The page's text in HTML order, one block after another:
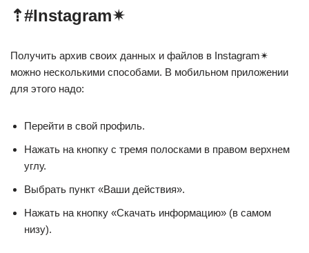
⇡#Instagram✴
Получить архив своих данных и файлов в Instagram✴
можно несколькими способами. В мобильном приложении
для этого надо:
Перейти в свой профиль.
Нажать на кнопку с тремя полосками в правом верхнем
углу.
Выбрать пункт «Ваши действия».
Нажать на кнопку «Скачать информацию» (в самом
низу).